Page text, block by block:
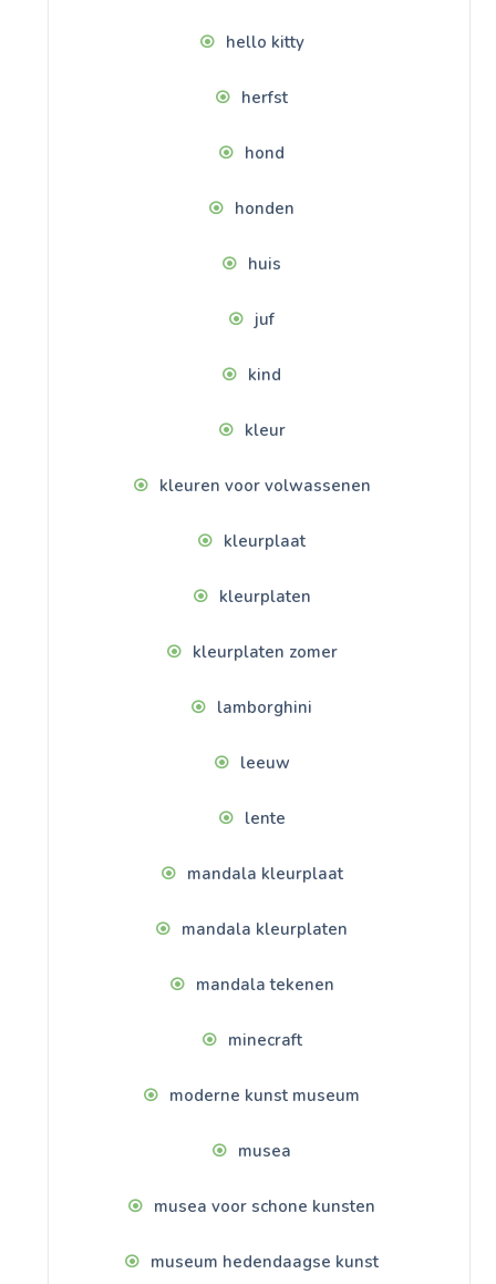
hello kitty
herfst
hond
honden
huis
juf
kind
kleur
kleuren voor volwassenen
kleurplaat
kleurplaten
kleurplaten zomer
lamborghini
leeuw
lente
mandala kleurplaat
mandala kleurplaten
mandala tekenen
minecraft
moderne kunst museum
musea
musea voor schone kunsten
museum hedendaagse kunst